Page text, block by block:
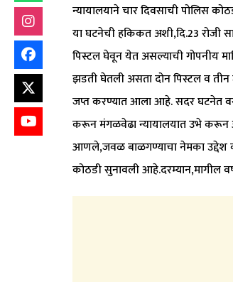
न्यायालयाने चार दिवसाची पोलिस
या घटनेची हकिकत अशी,दि.23 रोजी
पिस्टल घेवून येत असल्याची गोपनीय
झडती घेतली असता दोन पिस्टल व
जप्त करण्यात आला आहे. सदर घटनेत
करून मंगळवेढा न्यायालयात उभे करून
आणले,जवळ बाळगण्याचा नेमका उद्देश
कोठडी सुनावली आहे.दरम्यान,मागील